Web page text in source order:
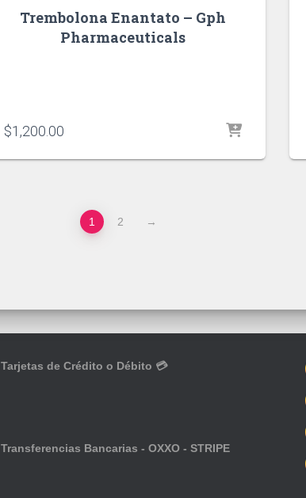
Trembolona Enantato – Gph
Pharmaceuticals
$1,200.00
1 2 →
Tarjetas de Crédito o Débito 💳
Transferencias Bancarias - OXXO - STRIPE